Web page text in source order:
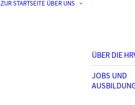
ZUR STARTSEITE ÜBER UNS
ÜBER DIE
JOBS UND